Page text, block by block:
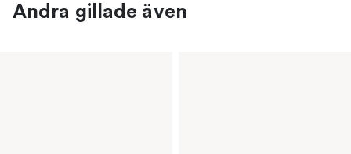
Andra gillade även